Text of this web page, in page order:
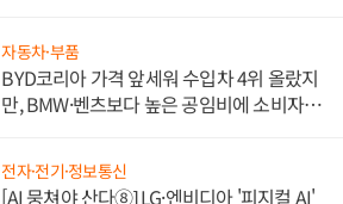
자동차·부품
BYD코리아 가격 앞세워 수입차 4위 올랐지
만, BMW·벤츠보다 높은 공임비에 소비자
전자·전기·정보통신
[AI 뭉쳐야 산다⑧] LG·엔비디아 '피지컬 AI'